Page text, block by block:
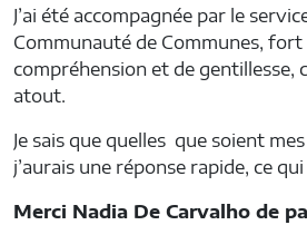
J’ai été accompagnée par le
Communauté de Communes, fort
compréhension et de gentillesse,
atout.
Je sais que quelles que soient
j’aurais une réponse rapide, ce
Merci Nadia De Carvalho de